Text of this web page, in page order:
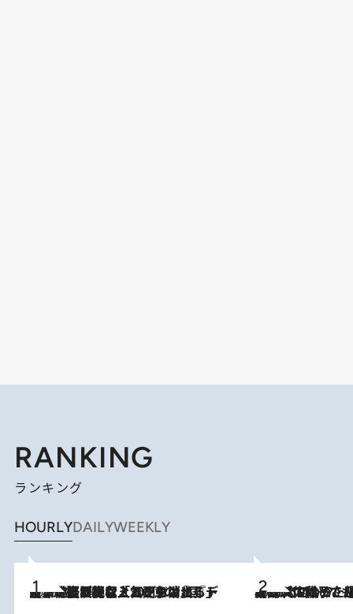
RANKING
ランキング
HOURLYDAILYWEEKLY
2026.8.5
【なぜ吉沢亮は「気配を消せる」のか？】興行収入208億の『国宝』を経て挑むミュージカル『ディア・エヴァン・ハンセン』。トップ俳優が舞台上でさらけ出した“孤独”とは 2026.8.5
【阿川佐和子さんの年とる力】なぜ70代で始めた趣味は“こんなに楽しい”のか？ ピアノ、俳句…スランプに陥っても続けられる“ある秘訣”とは